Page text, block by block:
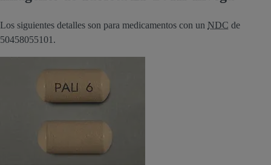
Los siguientes detalles son para medicamentos con un NDC de
50458055101.